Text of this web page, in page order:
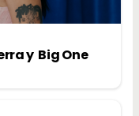
y Big One